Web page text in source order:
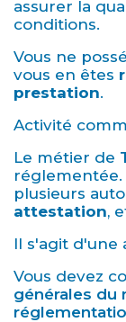
assurer la
conditions.
Vous ne
vous en êtes
prestation.
Activité
Le métier de
réglementée.
plusieurs
attestation,
Il s'agit d'une
Vous devez
générales du